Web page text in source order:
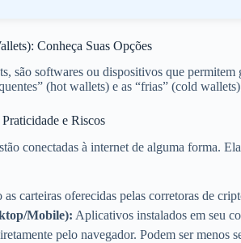
Conheça Suas Opções
são softwares ou dispositivos que permitem
(hot wallets) e as “frias” (cold
e Riscos
conectadas à internet de alguma forma.
as carteiras oferecidas pelas corretoras de
Mobile): Aplicativos instalados em seu
pelo navegador. Podem ser menos